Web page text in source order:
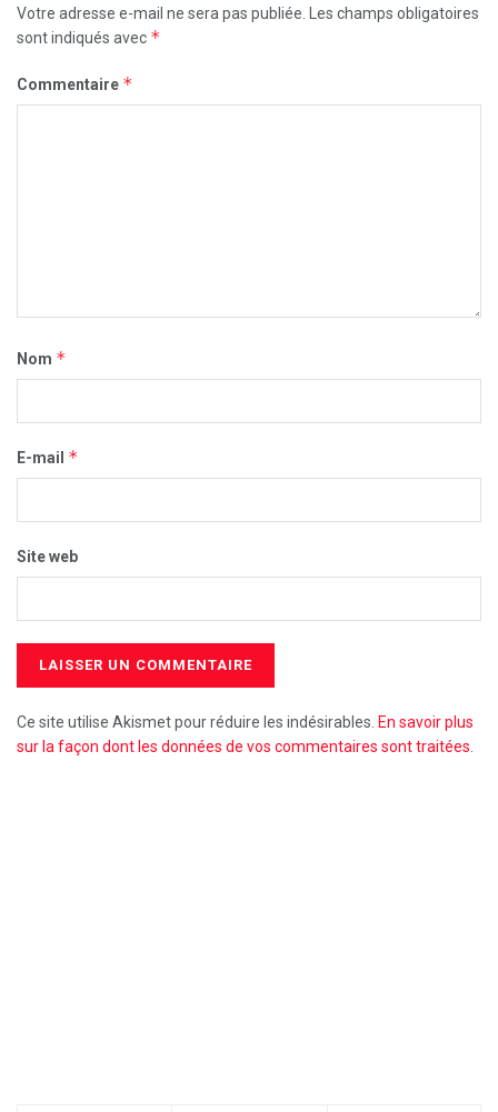
Votre adresse e-mail ne sera pas publiée. Les champs obligatoires
sont indiqués avec *
Commentaire *
Nom *
E-mail *
Site web
Ce site utilise Akismet pour réduire les indésirables. En savoir plus
sur la façon dont les données de vos commentaires sont traitées.